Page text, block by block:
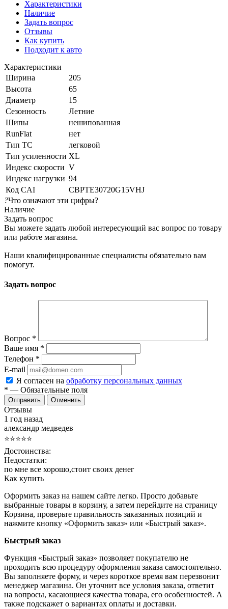
Характеристики
Наличие
Задать вопрос
Отзывы
Как купить
Подходит к авто
Характеристики
Ширина
205
Высота
65
Диаметр
15
Сезонность
Летние
Шипы
нешипованная
RunFlat
нет
Тип ТС
легковой
Тип усиленности XL
Индекс скорости V
Индекс нагрузки 94
Код CAI
CBPTE30720G15VHJ
?Что означают эти цифры?
Наличие
Задать вопрос
Вы можете задать любой интересующий вас вопрос по товару
или работе магазина.
Наши квалифицированные специалисты обязательно вам
помогут.
Задать вопрос
Вопрос *
Ваше имя *
Телефон *
E-mail
Я согласен на обработку персональных данных
* — Обязательные поля
Отменить
Отзывы
1 год назад
александр медведев
⭐⭐⭐⭐⭐
Достоинства:
Недостатки:
по мне все хорошо,стоит своих денег
Как купить
Оформить заказ на нашем сайте легко. Просто добавьте
выбранные товары в корзину, а затем перейдите на страницу
Корзина, проверьте правильность заказанных позиций и
нажмите кнопку «Оформить заказ» или «Быстрый заказ».
Быстрый заказ
Функция «Быстрый заказ» позволяет покупателю не
проходить всю процедуру оформления заказа самостоятельно.
Вы заполняете форму, и через короткое время вам перезвонит
менеджер магазина. Он уточнит все условия заказа, ответит
на вопросы, касающиеся качества товара, его особенностей. А
также подскажет о вариантах оплаты и доставки.